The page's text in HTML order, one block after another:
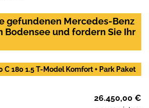
gefundenen Mercedes-Benz
Bodensee und fordern Sie Ihr
C 180 1.5 T-Model Komfort + Park Paket
26.450,00 €